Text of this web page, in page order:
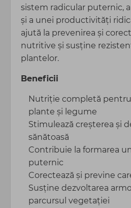
sistem radicular puternic,
și a unei productivități
ajută la prevenirea și
nutritive și susține
plantelor.
Beneficii
Nutriție completă
plante și legume
Stimulează creșterea și
sănătoasă
Contribuie la formarea
puternic
Corectează și previne
Susține dezvoltarea
parcursul vegetației